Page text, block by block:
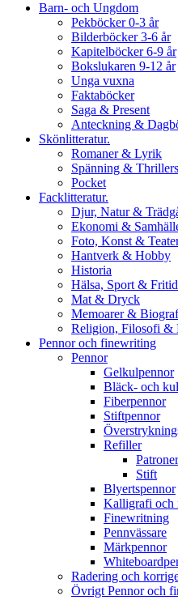
Barn- och Ungdom
Pekböcker 0-3 år
Bilderböcker 3-6 år
Kapitelböcker 6-9 år
Bokslukaren 9-12 år
Unga vuxna
Faktaböcker
Saga & Present
Anteckning &
Skönlitteratur.
Romaner & Lyrik
Spänning & Thrillers
Pocket
Facklitteratur.
Djur, Natur &
Ekonomi &
Foto, Konst &
Hantverk & Hobby
Historia
Hälsa, Sport & Fritid
Mat & Dryck
Memoarer &
Religion, Filosofi &
Pennor och finewriting
Pennor
Gelkulpennor
Bläck- och
Fiberpennor
Stiftpennor
Refiller
Patroner
Stift
Blyertspennor
Kalligrafi och
Finewritning
Pennvässare
Märkpennor
Radering och
Övrigt Pennor och